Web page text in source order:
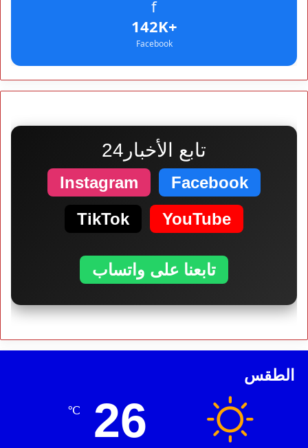
f
+142K
Facebook
تابع الأخبار24
Facebook
Instagram
YouTube
TikTok
تابعنا على واتساب
الطقس
26
℃